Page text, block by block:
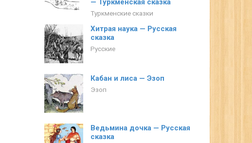
— Туркменская сказка
Туркменские сказки
Хитрая наука — Русская
сказка
Русские
Кабан и лиса — Эзоп
Эзоп
Ведьмина дочка — Русская
сказка